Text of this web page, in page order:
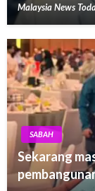
Malaysia News
SABAH
Sekarang